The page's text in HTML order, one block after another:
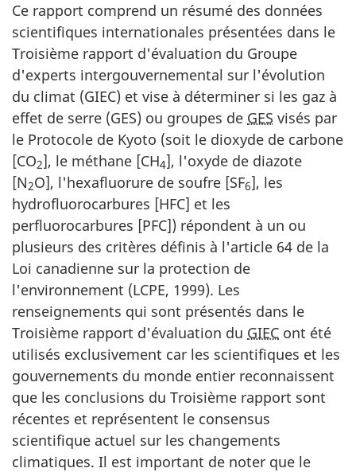
Ce rapport comprend un résumé des données
scientifiques internationales présentées dans le
Troisième rapport d'évaluation du Groupe
d'experts intergouvernemental sur l'évolution
du climat (GIEC) et vise à déterminer si les gaz à
effet de serre (GES) ou groupes de GES visés par
le Protocole de Kyoto (soit le dioxyde de carbone
[CO2], le méthane [CH4], l'oxyde de diazote
[N2O], l'hexafluorure de soufre [SF6], les
hydrofluorocarbures [HFC] et les
perfluorocarbures [PFC]) répondent à un ou
plusieurs des critères définis à l'article 64 de la
Loi canadienne sur la protection de
l'environnement (LCPE, 1999). Les
renseignements qui sont présentés dans le
Troisième rapport d'évaluation du GIEC ont été
utilisés exclusivement car les scientifiques et les
gouvernements du monde entier reconnaissent
que les conclusions du Troisième rapport sont
récentes et représentent le consensus
scientifique actuel sur les changements
climatiques. Il est important de noter que le